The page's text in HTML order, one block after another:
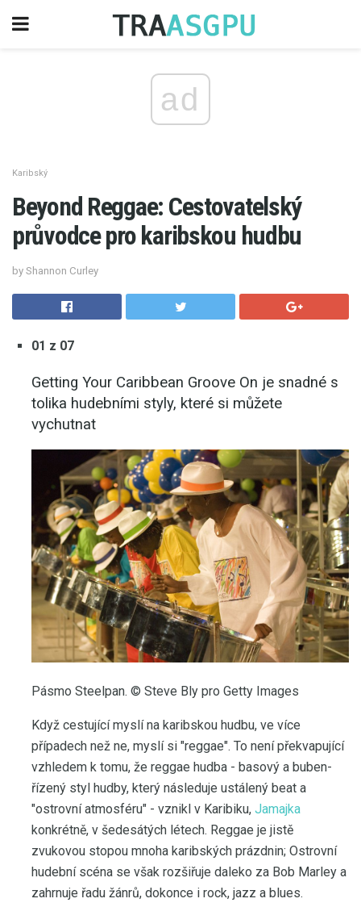
ad
Karibský
Beyond Reggae: Cestovatelský
průvodce pro karibskou hudbu
by Shannon Curley
01 z 07
Getting Your Caribbean Groove On je snadné s
tolika hudebními styly, které si můžete
vychutnat
Pásmo Steelpan. © Steve Bly pro Getty Images
Když cestující myslí na karibskou hudbu, ve více
případech než ne, myslí si "reggae". To není překvapující
vzhledem k tomu, že reggae hudba - basový a buben-
řízený styl hudby, který následuje ustálený beat a
"ostrovní atmosféru" - vznikl v Karibiku, Jamajka
konkrétně, v šedesátých létech. Reggae je jistě
zvukovou stopou mnoha karibských prázdnin; Ostrovní
hudební scéna se však rozšiřuje daleko za Bob Marley a
zahrnuje řadu žánrů, dokonce i rock, jazz a blues.